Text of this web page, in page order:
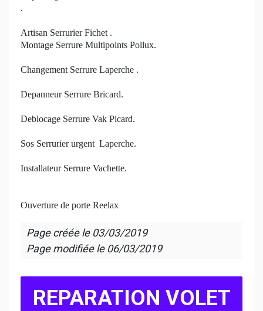
.
Artisan Serrurier Fichet .
Montage Serrure Multipoints Pollux.
Changement Serrure Laperche .
Depanneur Serrure Bricard.
Deblocage Serrure Vak Picard.
Sos Serrurier urgent Laperche.
Installateur Serrure Vachette.
Ouverture de porte Reelax
Page créée le 03/03/2019
Page modifiée le 06/03/2019
REPARATION VOLET